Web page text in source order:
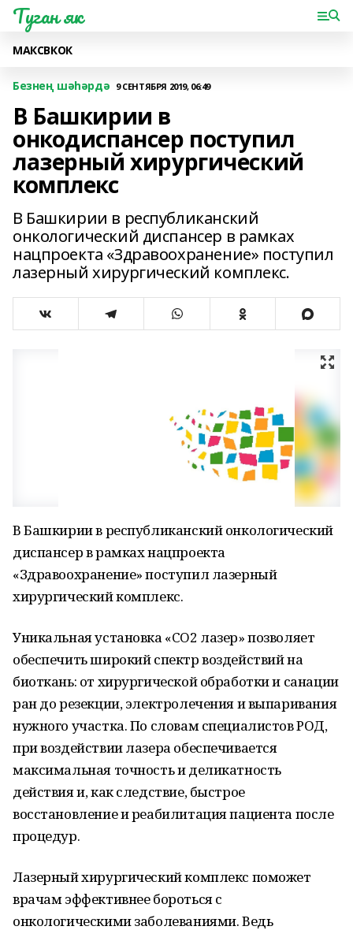
Туган як
МАКСВКОК
Безнең шәһәрдә 9 СЕНТЯБРЯ 2019, 06:49
В Башкирии в
онкодиспансер поступил
лазерный хирургический
комплекс
В Башкирии в республиканский
онкологический диспансер в рамках
нацпроекта «Здравоохранение» поступил
лазерный хирургический комплекс.
В Башкирии в республиканский онкологический
диспансер в рамках нацпроекта
«Здравоохранение» поступил лазерный
хирургический комплекс.
Уникальная установка «CO2 лазер» позволяет
обеспечить широкий спектр воздействий на
биоткань: от хирургической обработки и санации
ран до резекции, электролечения и выпаривания
нужного участка. По словам специалистов РОД,
при воздействии лазера обеспечивается
максимальная точность и деликатность
действия и, как следствие, быстрое
восстановление и реабилитация пациента после
процедур.
Лазерный хирургический комплекс поможет
врачам эффективнее бороться с
онкологическими заболеваниями. Ведь